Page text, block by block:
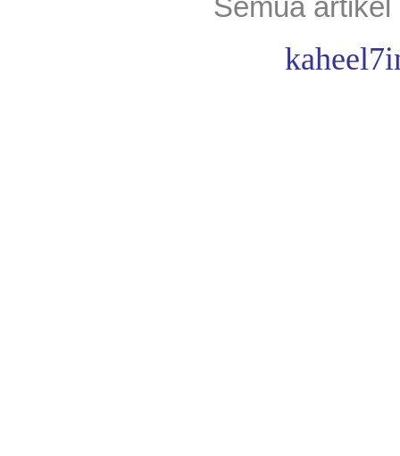
Semua